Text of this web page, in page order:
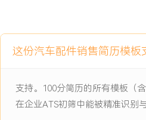
主动离职，希望有更多的工作挑战
项目经历
这份汽车配件销售简历模板
支持。100分简历的所有模板（
在企业ATS初筛中能被精准识别